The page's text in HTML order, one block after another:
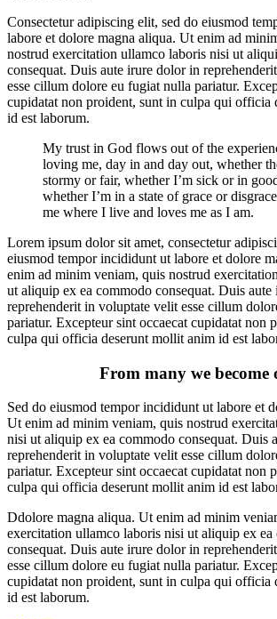
Consectetur adipiscing elit, sed do eiusmod
labore et dolore magna aliqua. Ut enim ad
nostrud exercitation ullamco laboris nisi ut
consequat. Duis aute irure dolor in
esse cillum dolore eu fugiat nulla pariatur.
cupidatat non proident, sunt in culpa qui officia
id est laborum.
My trust in God flows out of the
loving me, day in and day out, whether
stormy or fair, whether I’m sick or in
whether I’m in a state of grace or
me where I live and loves me as I am.
Lorem ipsum dolor sit amet, consectetur
eiusmod tempor incididunt ut labore et dolore
enim ad minim veniam, quis nostrud
ut aliquip ex ea commodo consequat. Duis
reprehenderit in voluptate velit esse cillum
pariatur. Excepteur sint occaecat cupidatat non
culpa qui officia deserunt mollit anim id est
From many we become
Sed do eiusmod tempor incididunt ut labore et
Ut enim ad minim veniam, quis nostrud
nisi ut aliquip ex ea commodo consequat. Duis
reprehenderit in voluptate velit esse cillum
pariatur. Excepteur sint occaecat cupidatat non
culpa qui officia deserunt mollit anim id est
Ddolore magna aliqua. Ut enim ad minim
exercitation ullamco laboris nisi ut aliquip ex ea
consequat. Duis aute irure dolor in
esse cillum dolore eu fugiat nulla pariatur.
cupidatat non proident, sunt in culpa qui officia
id est laborum.